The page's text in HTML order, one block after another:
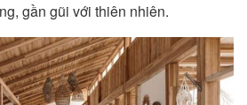
gần gũi với thiên nhiên.